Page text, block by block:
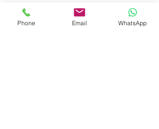
Phone Email WhatsApp